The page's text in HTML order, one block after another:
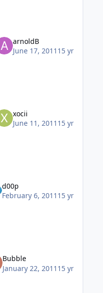
arnoldB
June 17, 2011 15 yr
xocii
June 11, 2011 15 yr
d00p
February 6, 2011 15 yr
Bubble
January 22, 2011 15 yr